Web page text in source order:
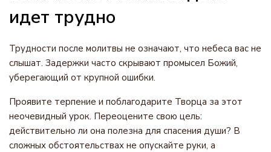
идет трудно
Трудности после молитвы не означают, что небеса вас не
слышат. Задержки часто скрывают промысел Божий,
уберегающий от крупной ошибки.
Проявите терпение и поблагодарите Творца за этот
неочевидный урок. Переоцените свою цель:
действительно ли она полезна для спасения души? В
сложных обстоятельствах не опускайте руки, а